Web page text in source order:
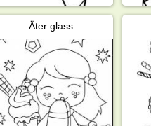
Äter glass